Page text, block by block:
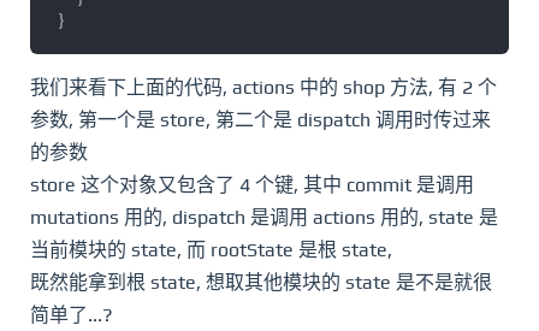
}
我们来看下上面的代码, actions 中的 shop 方法, 有 2 个
参数, 第一个是 store, 第二个是 dispatch 调用时传过来
的参数
store 这个对象又包含了 4 个键, 其中 commit 是调用
mutations 用的, dispatch 是调用 actions 用的, state 是
当前模块的 state, 而 rootState 是根 state,
既然能拿到根 state, 想取其他模块的 state 是不是就很
简单了...?